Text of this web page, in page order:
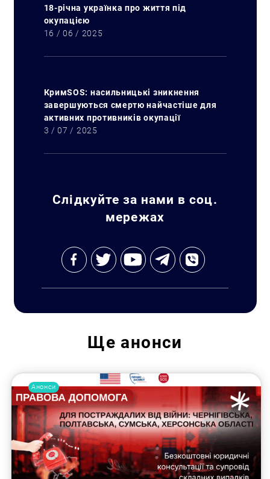
18-річна українка про життя під
окупацією
16 / 06 / 2025
КримSOS: насильницькі зникнення
завершуються смертю найчастіше для
активних противників окупації
3 / 07 / 2025
Слідкуйте за нами в соц.
мережах
Ще анонси
Анонси